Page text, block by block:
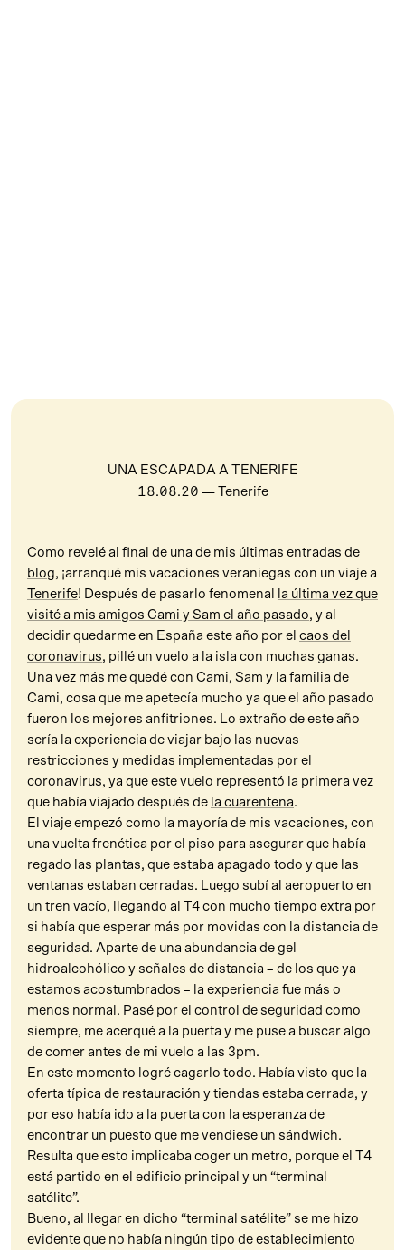
UNA ESCAPADA A TENERIFE
18.08.20 — Tenerife
Como revelé al final de una de mis últimas entradas de
blog, ¡arranqué mis vacaciones veraniegas con un viaje a
Tenerife! Después de pasarlo fenomenal
la última vez que
visité a mis amigos Cami y Sam el año pasado, y al
decidir quedarme en España este año por el caos del
coronavirus, pillé un vuelo a la isla con muchas ganas.
Una vez más me quedé con Cami, Sam y la familia de
Cami, cosa que me apetecía mucho ya que el año pasado
fueron los mejores anfitriones. Lo extraño de este año
sería la experiencia de viajar bajo las nuevas
restricciones y medidas implementadas por el
coronavirus, ya que este vuelo representó la primera vez
que había viajado después de la cuarentena.
El viaje empezó como la mayoría de mis vacaciones, con
una vuelta frenética por el piso para asegurar que había
regado las plantas, que estaba apagado todo y que las
ventanas estaban cerradas. Luego subí al aeropuerto en
un tren vacío, llegando al T4 con mucho tiempo extra por
si había que esperar más por movidas con la distancia de
seguridad. Aparte de una abundancia de gel
hidroalcohólico y señales de distancia – de los que ya
estamos acostumbrados – la experiencia fue más o
menos normal. Pasé por el control de seguridad como
siempre, me acerqué a la puerta y me puse a buscar algo
de comer antes de mi vuelo a las 3pm.
En este momento logré cagarlo todo. Había visto que la
oferta típica de restauración y tiendas estaba cerrada, y
por eso había ido a la puerta con la esperanza de
encontrar un puesto que me vendiese un sándwich.
Resulta que esto implicaba coger un metro, porque el T4
está partido en el edificio principal y un “terminal
satélite”.
Bueno, al llegar en dicho “terminal satélite” se me hizo
evidente que no había ningún tipo de establecimiento